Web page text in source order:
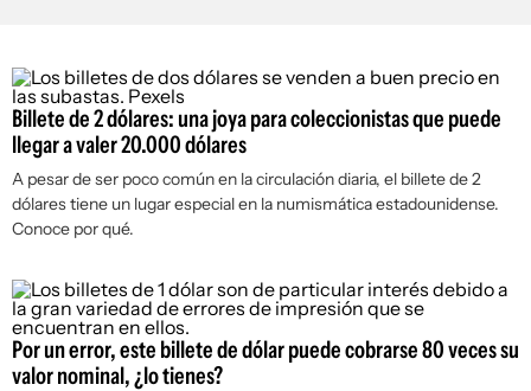
Billete de 2 dólares: una joya para coleccionistas que puede
llegar a valer 20.000 dólares
A pesar de ser poco común en la circulación diaria, el billete de 2
dólares tiene un lugar especial en la numismática estadounidense.
Conoce por qué.
Por un error, este billete de dólar puede cobrarse 80 veces su
valor nominal, ¿lo tienes?